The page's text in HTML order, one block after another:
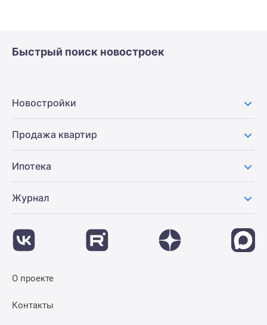
Быстрый поиск новостроек
Новостройки
Продажа квартир
Ипотека
Журнал
О проекте
Контакты